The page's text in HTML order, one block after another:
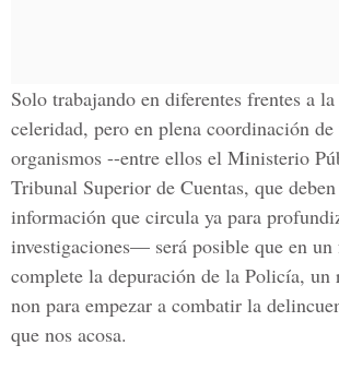
Solo trabajando en diferentes frentes a
celeridad, pero en plena coordinación
organismos --entre ellos el Ministerio
Tribunal Superior de Cuentas, que
información que circula ya para
investigaciones— será posible que en un
complete la depuración de la Policía, un
non para empezar a combatir la
que nos acosa.